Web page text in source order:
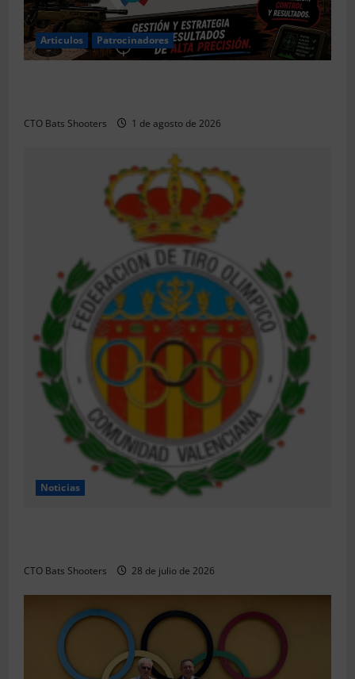
Articulos Patrocinadores
CTO Bats Shooters 1 de agosto de 2026
Noticias
CTO Bats Shooters 28 de julio de 2026